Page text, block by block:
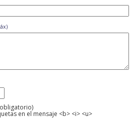
en el mensaje <b> <i> <u>